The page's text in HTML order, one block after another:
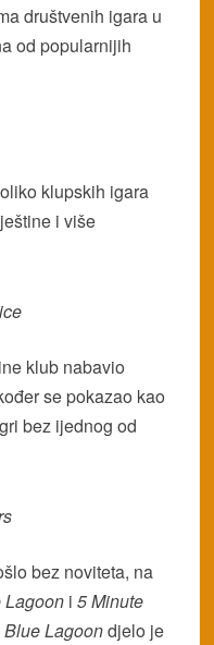
društvenih igara u
od popularnijih
klupskih igara
i više
klub nabavio
se pokazao kao
bez ijednog od
bez noviteta, na
Lagoon i5 Minute
Blue Lagoondjelo je